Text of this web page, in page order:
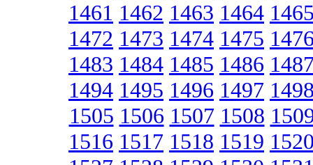
1461 1462 1463 1464
1472 1473 1474 1475
1483 1484 1485 1486
1494 1495 1496 1497
1505 1506 1507 1508
1516 1517 1518 1519